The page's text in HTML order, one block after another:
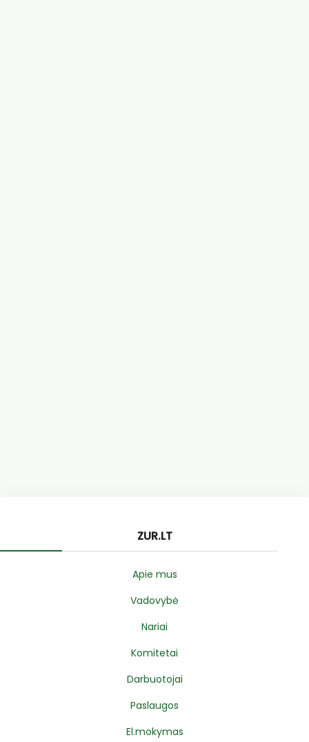
ZUR.LT
Apie mus
Vadovybė
Nariai
Komitetai
Darbuotojai
Paslaugos
El.mokymas